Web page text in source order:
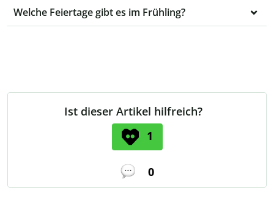
Welche Feiertage gibt es im Frühling?
Ist dieser Artikel hilfreich?
1
0